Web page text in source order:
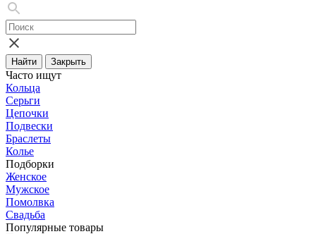
Найти Закрыть
Часто ищут
Кольца
Серьги
Цепочки
Подвески
Браслеты
Колье
Подборки
Женское
Мужское
Помолвка
Свадьба
Популярные товары